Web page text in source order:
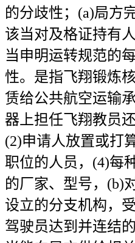
的分歧性；(a)局方
该当对及格证持有
当申明运转规范的
性。是指飞翔锻炼
赁给公共航空运输
器上担任飞翔教员
(2)申请人放置或打
职位的人员，(4)每
的厂家、型号，(b)
设立的分支机构，
驾驶员达到并连结